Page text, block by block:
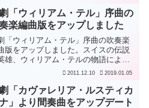
うど通りかかった以前の恋人の旦那
事の次第を話します...
「ウィリアム・テル」序曲の
楽編曲版をアップしました
「ウィリアム・テル」序曲の吹奏楽
版をアップしました。スイスの伝説
雄、ウィリアム・テルの物語による
の序曲として作曲されたものです。
罰として、息子の頭の上に乗せたリ
を的にして矢で射るこ...
2011.12.10 2019.01.05
「カヴァレリア・ルスティカ
」より間奏曲をアップデート